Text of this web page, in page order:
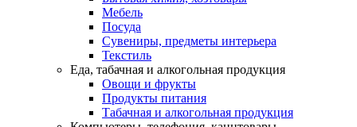
Мебель
Посуда
Сувениры, предметы интерьера
Текстиль
Еда, табачная и алкогольная продукция
Овощи и фрукты
Продукты питания
Табачная и алкогольная продукция